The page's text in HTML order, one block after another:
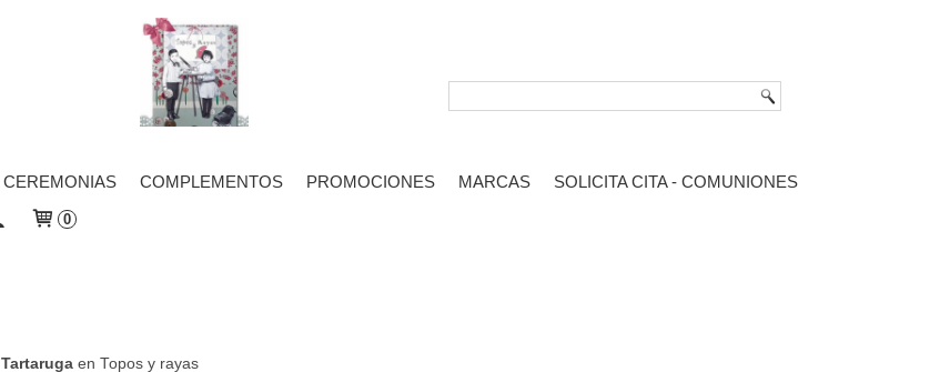
CEREMONIAS COMPLEMENTOS PROMOCIONES MARCAS SOLICITA CITA - COMUNIONES
0
Tartarugaen Topos y rayas